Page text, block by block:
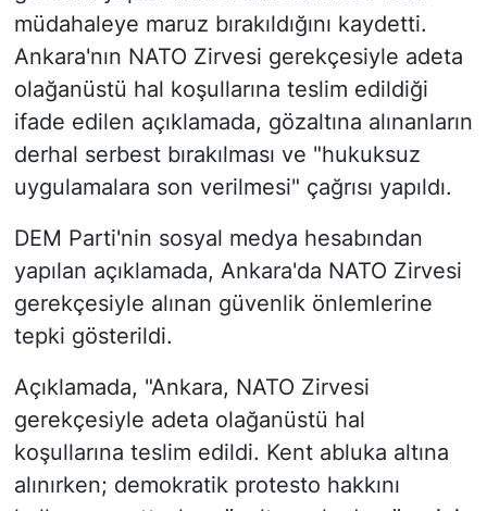
müdahaleye maruz bırakıldığını kaydetti.
Ankara'nın NATO Zirvesi gerekçesiyle adeta
olağanüstü hal koşullarına teslim edildiği
ifade edilen açıklamada, gözaltına alınanların
derhal serbest bırakılması ve "hukuksuz
uygulamalara son verilmesi" çağrısı yapıldı.
DEM Parti'nin sosyal medya hesabından
yapılan açıklamada, Ankara'da NATO Zirvesi
gerekçesiyle alınan güvenlik önlemlerine
tepki gösterildi.
Açıklamada, "Ankara, NATO Zirvesi
gerekçesiyle adeta olağanüstü hal
koşullarına teslim edildi. Kent abluka altına
alınırken; demokratik protesto hakkını